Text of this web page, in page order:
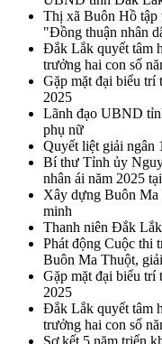
Thị xã Buôn Hồ tập
"Đồng thuận nhân
Đắk Lắk quyết tâm
trưởng hai con số
Gặp mặt đại biểu
2025
Lãnh đạo UBND
phụ nữ
Quyết liệt giải ngân
Bí thư Tỉnh ủy
nhân ái năm 2025
Xây dựng Buôn Ma
minh
Thanh niên Đắk
Phát động Cuộc thi
Buôn Ma Thuột,
Gặp mặt đại biểu
2025
Đắk Lắk quyết tâm
trưởng hai con số